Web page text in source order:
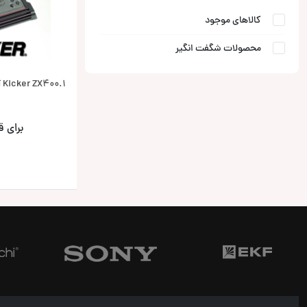
کالاهای موجود
محصولات شگفت انگیر
Kicker ZX400.1 آمپلی فایر کیکر